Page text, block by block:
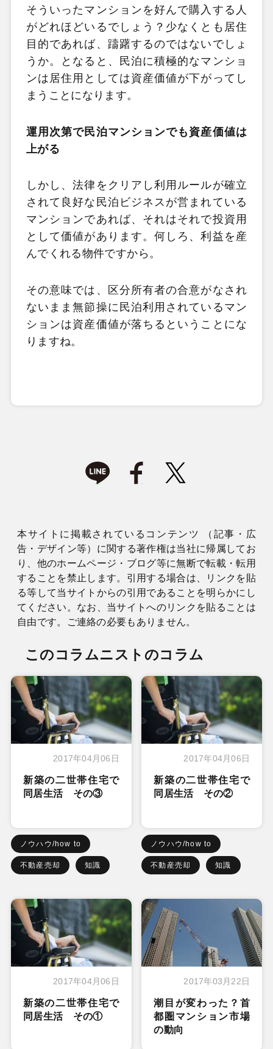
そういったマンションを好んで購入する人
がどれほどいるでしょう？少なくとも居住
目的であれば、躊躇するのではないでしょ
うか。となると、民泊に積極的なマンショ
ンは居住用としては資産価値が下がってし
まうことになります。
運用次第で民泊マンションでも資産価値は
上がる
しかし、法律をクリアし利用ルールが確立
されて良好な民泊ビジネスが営まれている
マンションであれば、それはそれで投資用
として価値があります。何しろ、利益を産
んでくれる物件ですから。
その意味では、区分所有者の合意がなされ
ないまま無節操に民泊利用されているマン
ションは資産価値が落ちるということにな
りますね。
本サイトに掲載されているコンテンツ （記事・広
告・デザイン等）に関する著作権は当社に帰属してお
り、他のホームページ・ブログ等に無断で転載・転用
することを禁止します。引用する場合は、リンクを貼
る等して当サイトからの引用であることを明らかにし
てください。なお、当サイトへのリンクを貼ることは
自由です。ご連絡の必要もありません。
このコラムニストのコラム
2017年04月06日
新築の二世帯住宅で
同居生活 その③
ノウハウ/how to
不動産売却 知識
2017年04月06日
新築の二世帯住宅で
同居生活 その②
ノウハウ/how to
不動産売却 知識
2017年04月06日
新築の二世帯住宅で
同居生活 その①
2017年03月22日
潮目が変わった？首
都圏マンション市場
の動向